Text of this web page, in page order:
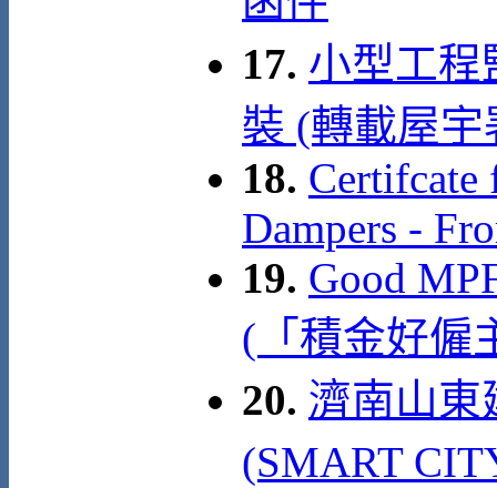
17. 小型工程
裝 (轉載屋宇
18. Certifcate
Dampers -
19. Good
(「積金好僱
20. 濟南山東
(SMART